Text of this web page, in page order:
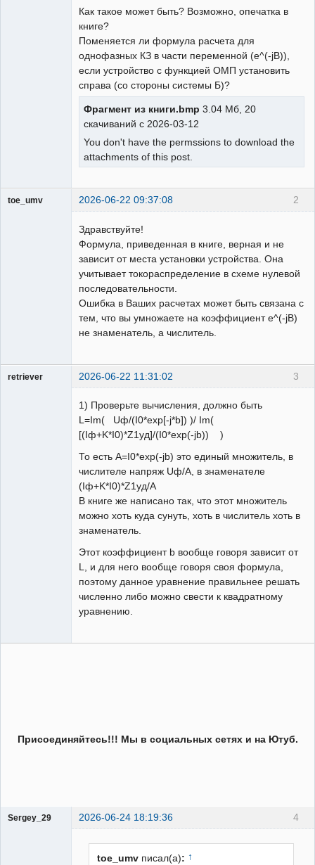
Как такое может быть? Возможно, опечатка в
книге?
Поменяется ли формула расчета для
однофазных КЗ в части переменной (e^(-jB)),
если устройство с функцией ОМП установить
справа (со стороны системы Б)?
Фрагмент из книги.bmp 3.04 Мб, 20
скачиваний с 2026-03-12
You don't have the permssions to download the
attachments of this post.
2
toe_umv 2026-06-22 09:37:08
Здравствуйте!
Формула, приведенная в книге, верная и не
зависит от места установки устройства. Она
учитывает токораспределение в схеме нулевой
последовательности.
Ошибка в Ваших расчетах может быть связана с
тем, что вы умножаете на коэффициент e^(-jB)
не знаменатель, а числитель.
3
retriever 2026-06-22 11:31:02
1) Проверьте вычисления, должно быть
L=Im( Uф/(I0*exp[-j*b]) )/ Im(
[(Iф+K*I0)*Z1уд]/(I0*exp(-jb)) )
То есть А=I0*exp(-jb) это единый множитель, в
числителе напряж Uф/A, в знаменателе
(Iф+K*I0)*Z1уд/A
В книге же написано так, что этот множитель
можно хоть куда сунуть, хоть в числитель хоть в
знаменатель.
Этот коэффициент b вообще говоря зависит от
L, и для него вообще говоря своя формула,
поэтому данное уравнение правильнее решать
численно либо можно свести к квадратному
уравнению.
Присоединяйтесь!!! Мы в социальных сетях и на Ютуб.
4
Sergey_29 2026-06-24 18:19:36
toe_umv писал(а): ↑